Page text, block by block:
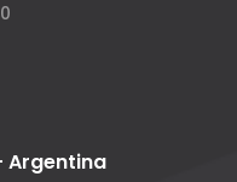
Argentina